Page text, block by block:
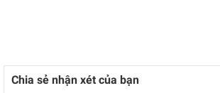
Chia sẻ nhận xét của bạn